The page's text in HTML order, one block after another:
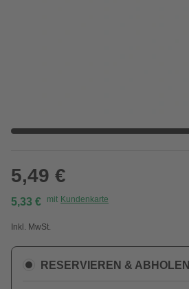
5,49 €
5,33 € mit Kundenkarte
Inkl. MwSt.
RESERVIEREN & ABHOLEN